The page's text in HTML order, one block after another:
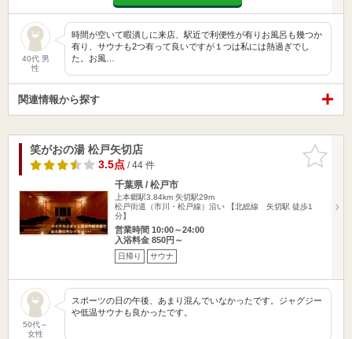
40代 男
性
時間が空いて暇潰しに来店、駅近で利便性が有りお風呂も幾つか
有り、サウナも2つ有って良いですが１つは私には熱過ぎでし
た。お風…
関連情報から探す
お気に入
りに追加
笑がおの湯 松戸矢切店
3.5点/ 44 件
千葉県 / 松戸市
上本郷駅3.84km 矢切駅29m
松戸街道（市川・松戸線）沿い 【北総線 矢切駅 徒歩1
分】
営業時間 10:00～24:00
入浴料金 850円～
日帰り サウナ
50代～
女性
スポーツの日の午後、あまり混んでいなかったです。ジャグジー
や低温サウナも良かったです。